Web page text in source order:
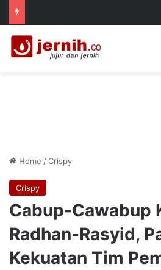
Home /Crispy
Crispy
Cabup-Cawabup
Radhan-Rasyid,
Kekuatan Tim